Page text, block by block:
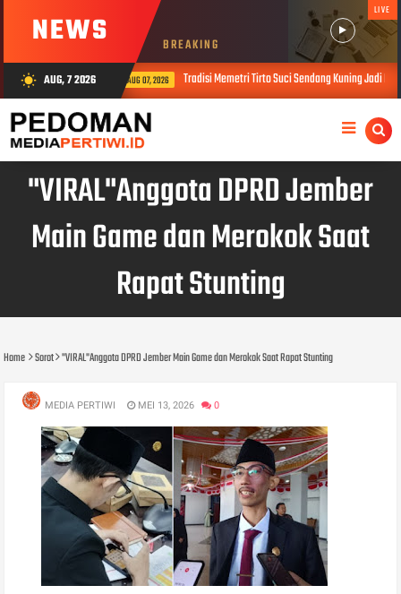
NEWS BREAKING
LIVE
wb_sunny AUG, 7 2026
AUG 07, 2026 Tradisi Memetri Tirto Suci Sendang Kuning Jadi Penguat
"VIRAL"Anggota DPRD Jember
Main Game dan Merokok Saat
Rapat Stunting
Home Sorot "VIRAL"Anggota DPRD Jember Main Game dan Merokok Saat Rapat Stunting
MEDIA PERTIWI MEI 13, 2026 0